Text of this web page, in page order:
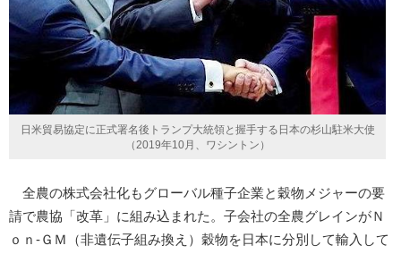
日米貿易協定に正式署名後トランプ大統領と握手する日本の杉山駐米大使
（2019年10月、ワシントン）
全農の株式会社化もグローバル種子企業と穀物メジャーの要
請で農協「改革」に組み込まれた。子会社の全農グレインがＮ
ｏｎ-ＧＭ（非遺伝子組み換え）穀物を日本に分別して輸入して